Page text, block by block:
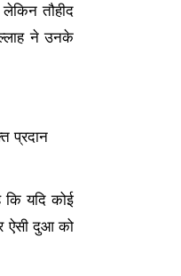
तौहीद
ने उनके
प्रदान
यदि कोई
ऐसी दुआ को